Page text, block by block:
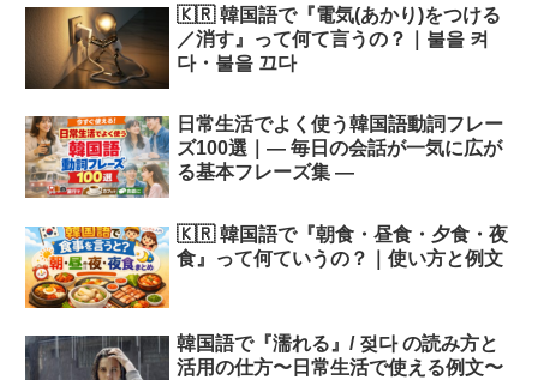
🇰🇷 韓国語で『電気(あかり)をつける
／消す』って何て言うの？｜불을 켜
다・불을 끄다
日常生活でよく使う韓国語動詞フレー
ズ100選｜― 毎日の会話が一気に広が
る基本フレーズ集 ―
🇰🇷 韓国語で『朝食・昼食・夕食・夜
食』って何ていうの？｜使い方と例文
韓国語で『濡れる』/ 젖다 の読み方と
活用の仕方〜日常生活で使える例文〜